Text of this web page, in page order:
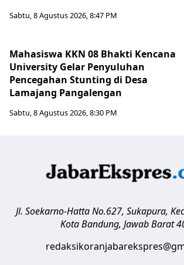
Sabtu, 8 Agustus 2026, 8:47 PM
Mahasiswa KKN 08 Bhakti Kencana
University Gelar Penyuluhan
Pencegahan Stunting di Desa
Lamajang Pangalengan
Sabtu, 8 Agustus 2026, 8:30 PM
Jl. Soekarno-Hatta No.627, Sukapura,
Kota Bandung, Jawab Barat